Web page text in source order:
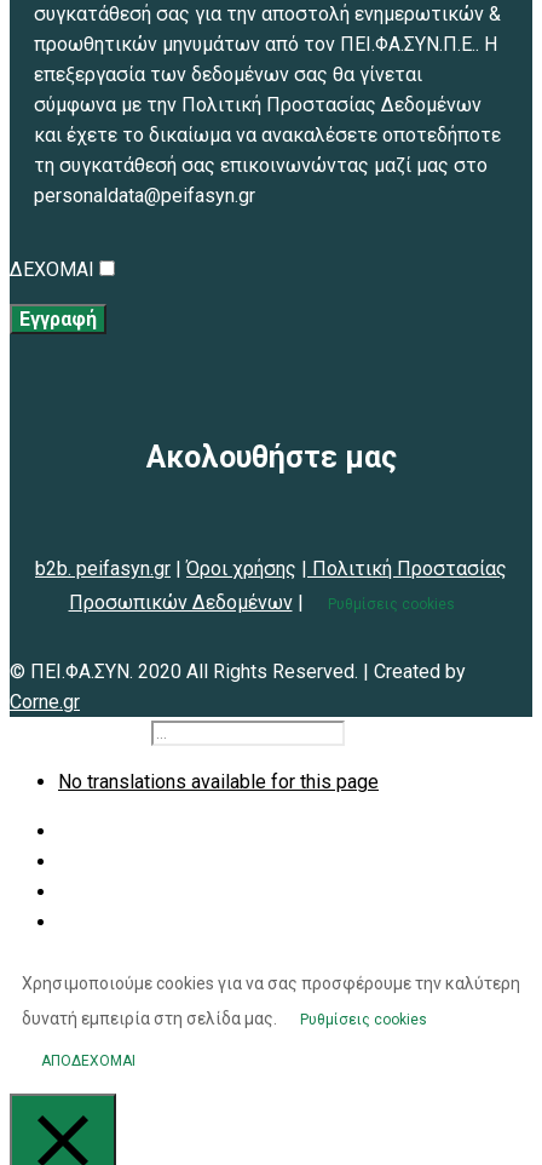
συγκατάθεσή σας για την αποστολή ενημερωτικών &
προωθητικών μηνυμάτων από τον ΠΕΙ.ΦΑ.ΣΥΝ.Π.Ε.. Η
επεξεργασία των δεδομένων σας θα γίνεται
σύμφωνα με την Πολιτική Προστασίας Δεδομένων
και έχετε το δικαίωμα να ανακαλέσετε οποτεδήποτε
τη συγκατάθεσή σας επικοινωνώντας μαζί μας στο
personaldata@peifasyn.gr
ΔΕΧΟΜΑΙ
Εγγραφή
Ακολουθήστε μας
b2b. peifasyn.gr |Όροι χρήσης
Πολιτική Προστασίας
Προσωπικών Δεδομένων| Ρυθμίσεις cookies
© ΠΕΙ.ΦΑ.ΣΥΝ. 2020 All Rights Reserved. | Created by
Corne.gr
No translations available for this page
Χρησιμοποιούμε cookies για να σας προσφέρουμε την καλύτερη
δυνατή εμπειρία στη σελίδα μας.
Ρυθμίσεις cookies
ΑΠΟΔΕΧΟΜΑΙ